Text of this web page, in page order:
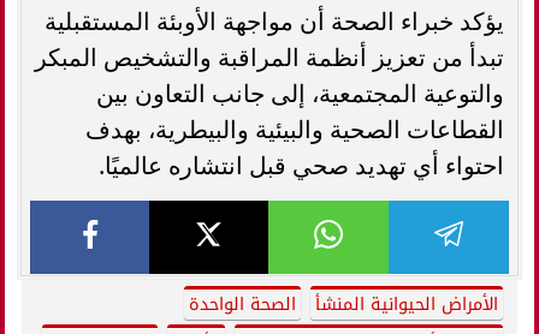
يؤكد خبراء الصحة أن مواجهة الأوبئة المستقبلية
تبدأ من تعزيز أنظمة المراقبة والتشخيص المبكر
والتوعية المجتمعية، إلى جانب التعاون بين
القطاعات الصحية والبيئية والبيطرية، بهدف
احتواء أي تهديد صحي قبل انتشاره عالميًا.
الأمراض الحيوانية المنشأ
الصحة الواحدة